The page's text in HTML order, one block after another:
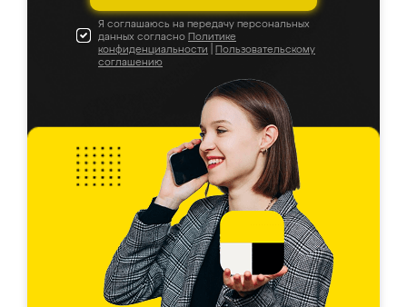
Я соглашаюсь на передачу персональных
данных согласно Политике
конфиденциальности
Пользовательскому
соглашению